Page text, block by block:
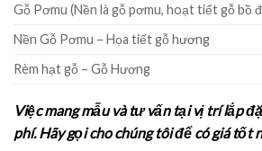
Gỗ Pơmu (Nền là gỗ pơmu, hoạt tiết gỗ bồ
Nền Gỗ Pơmu – Họa tiết gỗ hương
Rèm hạt gỗ – Gỗ Hương
Việc mang mẫu và tư vấn tại vị trí lắp
phí. Hãy gọi cho chúng tôi để có giá tốt